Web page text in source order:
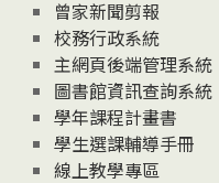
曾家新聞剪報
校務行政系統
主網頁後端管理系統
圖書館資訊查詢系統
學年課程計畫書
學生選課輔導手冊
線上教學專區